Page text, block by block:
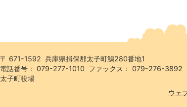
〒 671-1592 兵庫県揖保郡太子町鵤280番地1
電話番号： 079-277-1010 ファックス： 079-276-3892
太子町役場
ウェ